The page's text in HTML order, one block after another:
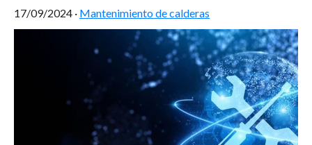
17/09/2024 · Mantenimiento de calderas